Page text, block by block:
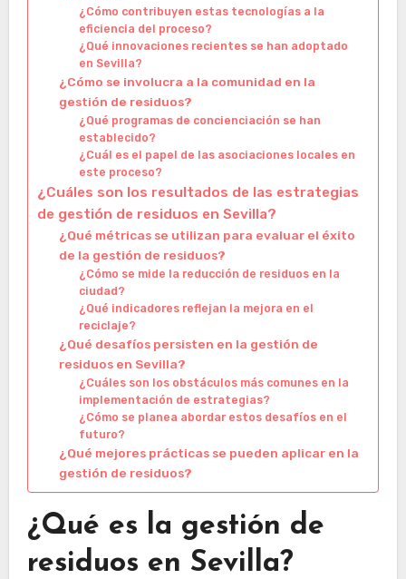
¿Cómo contribuyen estas tecnologías a la
eficiencia del proceso?
¿Qué innovaciones recientes se han adoptado
en Sevilla?
¿Cómo se involucra a la comunidad en la
gestión de residuos?
¿Qué programas de concienciación se han
establecido?
¿Cuál es el papel de las asociaciones locales en
este proceso?
¿Cuáles son los resultados de las estrategias
de gestión de residuos en Sevilla?
¿Qué métricas se utilizan para evaluar el éxito
de la gestión de residuos?
¿Cómo se mide la reducción de residuos en la
ciudad?
¿Qué indicadores reflejan la mejora en el
reciclaje?
¿Qué desafíos persisten en la gestión de
residuos en Sevilla?
¿Cuáles son los obstáculos más comunes en la
implementación de estrategias?
¿Cómo se planea abordar estos desafíos en el
futuro?
¿Qué mejores prácticas se pueden aplicar en la
gestión de residuos?
¿Qué es la gestión de
residuos en Sevilla?